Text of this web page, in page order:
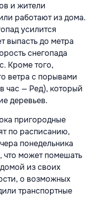
и жители
работают из дома.
усилится
выпасть до метра
снегопада
Кроме того,
ветра с порывами
час — Ред), который
деревьев.
пригородные
по расписанию,
понедельника
что может помешать
из своих
о возможных
транспортные